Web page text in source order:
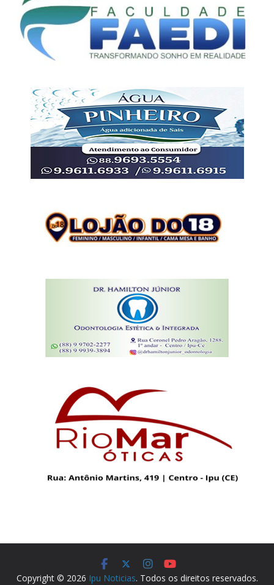
Copyright © 2026 Ipu Noticias. Todos os direitos reservados.